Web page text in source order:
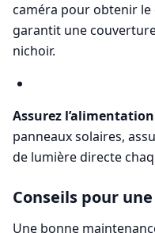
caméra pour obtenir le
garantit une
nichoir.
Assurez l’alimentation
panneaux solaires,
de lumière directe
Conseils pour
Une bonne